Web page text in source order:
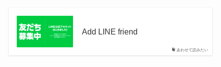
あわせて読みたい
Add LINE friend